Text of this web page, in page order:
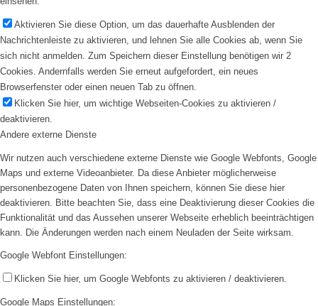
Aktivieren Sie diese Option, um das dauerhafte Ausblenden der
Nachrichtenleiste zu aktivieren, und lehnen Sie alle Cookies ab, wenn Sie
sich nicht anmelden. Zum Speichern dieser Einstellung benötigen wir 2
Cookies. Andernfalls werden Sie erneut aufgefordert, ein neues
Browserfenster oder einen neuen Tab zu öffnen.
Klicken Sie hier, um wichtige Webseiten-Cookies zu aktivieren /
deaktivieren.
Andere externe Dienste
Wir nutzen auch verschiedene externe Dienste wie Google Webfonts, Google
Maps und externe Videoanbieter. Da diese Anbieter möglicherweise
personenbezogene Daten von Ihnen speichern, können Sie diese hier
deaktivieren. Bitte beachten Sie, dass eine Deaktivierung dieser Cookies die
Funktionalität und das Aussehen unserer Webseite erheblich beeinträchtigen
kann. Die Änderungen werden nach einem Neuladen der Seite wirksam.
Google Webfont Einstellungen:
Klicken Sie hier, um Google Webfonts zu aktivieren / deaktivieren.
Google Maps Einstellungen: